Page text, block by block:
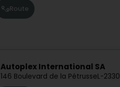
Route
Autoplex International SA
146 Boulevard de la PétrusseL-2330